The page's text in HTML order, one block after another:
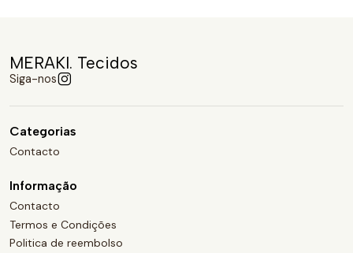
MERAKI. Tecidos
Siga-nos
Categorias
Contacto
Informação
Contacto
Termos e Condições
Politica de reembolso